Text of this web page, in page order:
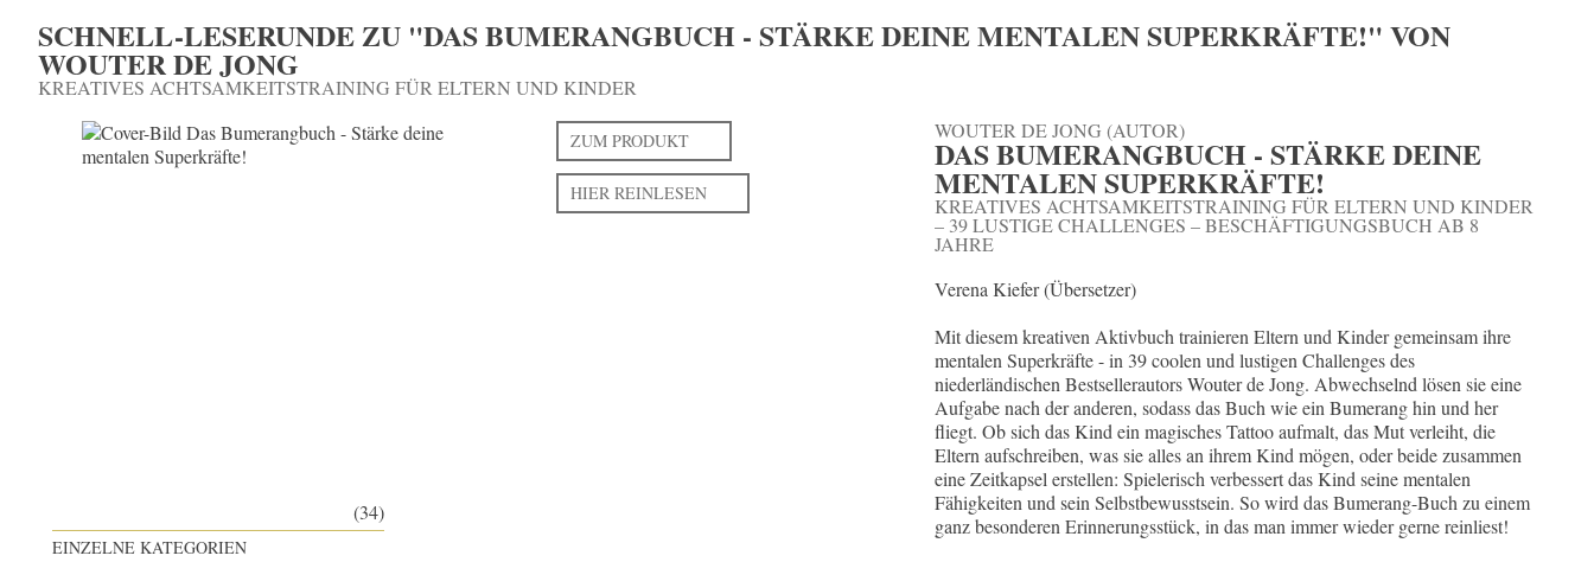
SCHNELL-LESERUNDE ZU "DAS BUMERANGBUCH - STÄRKE DEINE MENTALEN SUPERKRÄFTE!" VON
WOUTER DE JONG
KREATIVES ACHTSAMKEITSTRAINING FÜR ELTERN UND KINDER
(34)
EINZELNE KATEGORIEN
ZUM PRODUKT
HIER REINLESEN
WOUTER DE JONG (AUTOR)
DAS BUMERANGBUCH - STÄRKE DEINE
MENTALEN SUPERKRÄFTE!
KREATIVES ACHTSAMKEITSTRAINING FÜR ELTERN UND KINDER
– 39 LUSTIGE CHALLENGES – BESCHÄFTIGUNGSBUCH AB 8
JAHRE
Verena Kiefer (Übersetzer)
Mit diesem kreativen Aktivbuch trainieren Eltern und Kinder gemeinsam ihre
mentalen Superkräfte - in 39 coolen und lustigen Challenges des
niederländischen Bestsellerautors Wouter de Jong. Abwechselnd lösen sie eine
Aufgabe nach der anderen, sodass das Buch wie ein Bumerang hin und her
fliegt. Ob sich das Kind ein magisches Tattoo aufmalt, das Mut verleiht, die
Eltern aufschreiben, was sie alles an ihrem Kind mögen, oder beide zusammen
eine Zeitkapsel erstellen: Spielerisch verbessert das Kind seine mentalen
Fähigkeiten und sein Selbstbewusstsein. So wird das Bumerang-Buch zu einem
ganz besonderen Erinnerungsstück, in das man immer wieder gerne reinliest!